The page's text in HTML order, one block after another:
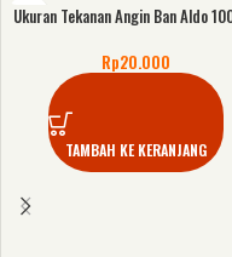
Ukuran Tekanan Angin Ban Aldo
Rp20.000
TAMBAH KE KERANJANG